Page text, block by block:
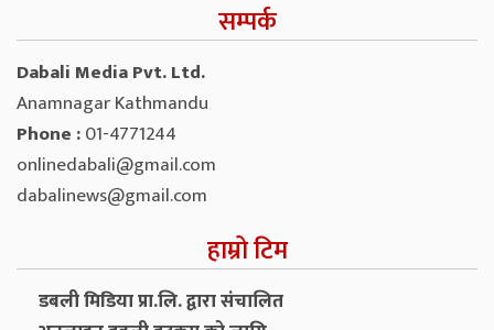
सम्पर्क
Dabali Media Pvt. Ltd.
Anamnagar Kathmandu
Phone :01-4771244
onlinedabali@gmail.com
dabalinews@gmail.com
हाम्रो टिम
डबली मिडिया प्रा.लि. द्वारा संचालित